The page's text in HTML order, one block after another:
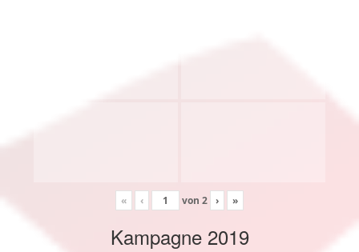
« ‹ von 2 › »
Kampagne 2019